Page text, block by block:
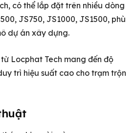
có thể lắp đặt trên nhiều dòng
JS750, JS1000, JS1500, phù
dự án xây dựng.
Locphat Tech mang đến độ
trì hiệu suất cao cho trạm trộn